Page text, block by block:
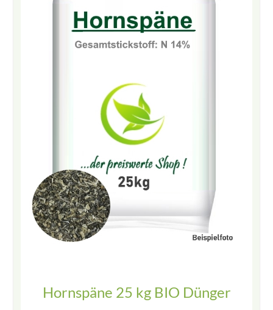
Hornspäne 25 kg BIO Dünger